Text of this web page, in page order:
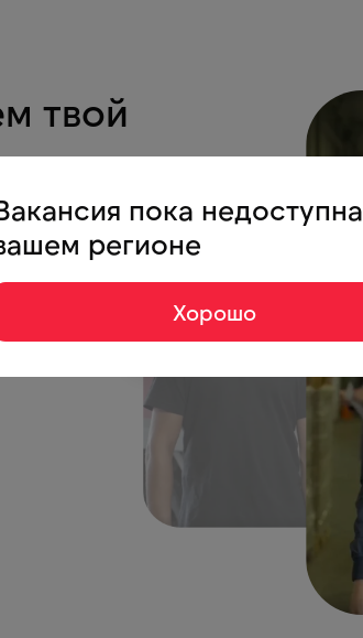
твой
себя в
и
получится и у
пока
регионе
Хорошо